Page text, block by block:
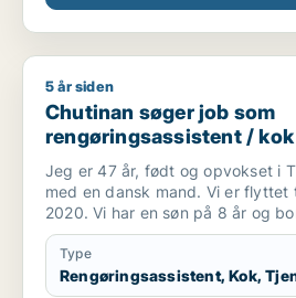
Chutinan søger job som
5 år siden
Chutinan søger job som
rengøringsassistent /
køkkenmedarbejder /
Jeg er 47 år, født og opvokset i
med en dansk mand. Vi er flyttet
2020. Vi har en søn på 8 år og
Jeg forstår og taler en del
på sprogskole. Taler desuden
Jeg er handelsuddannet og har
Type
Rengøringsassistent, Kok,